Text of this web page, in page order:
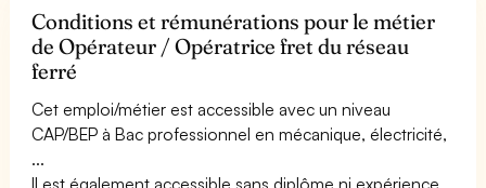
Conditions et rémunérations pour le métier
de Opérateur / Opératrice fret du réseau
ferré
Cet emploi/métier est accessible avec un niveau
CAP/BEP à Bac professionnel en mécanique, électricité,
...
Il est également accessible sans diplôme ni expérience